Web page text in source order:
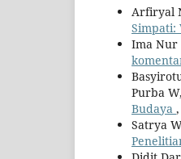
Arfiryal
Simpati:
Ima Nur
Purba W,
Budaya ,
Satrya